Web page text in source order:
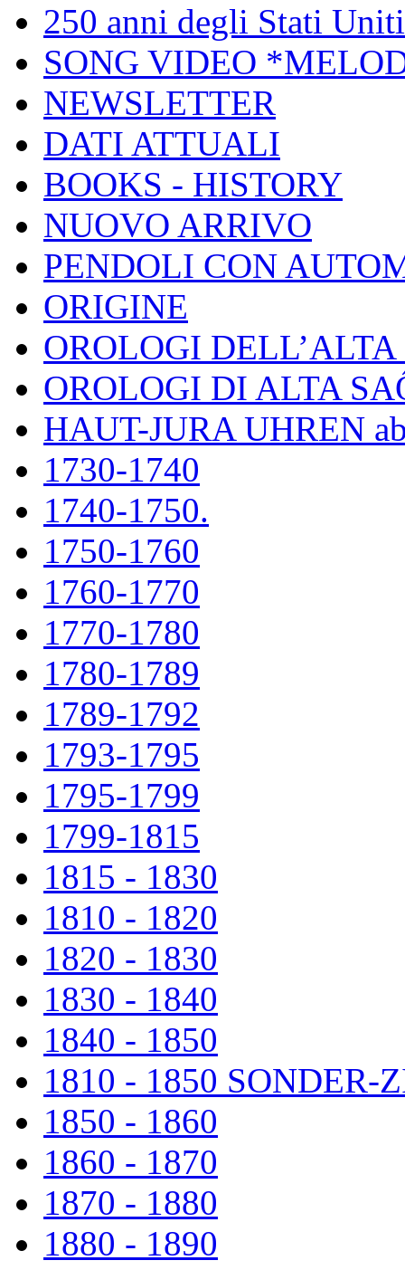
250 anni degli Stati
SONG VIDEO
NEWSLETTER
DATI ATTUALI
BOOKS - HISTORY
NUOVO ARRIVO
PENDOLI CON
ORIGINE
OROLOGI
OROLOGI DI ALTA
HAUT-JURA UHREN
1730-1740
1740-1750.
1750-1760
1760-1770
1770-1780
1780-1789
1789-1792
1793-1795
1795-1799
1799-1815
1815 - 1830
1810 - 1820
1820 - 1830
1830 - 1840
1840 - 1850
1810 - 1850 SONDER-
1850 - 1860
1860 - 1870
1870 - 1880
1880 - 1890